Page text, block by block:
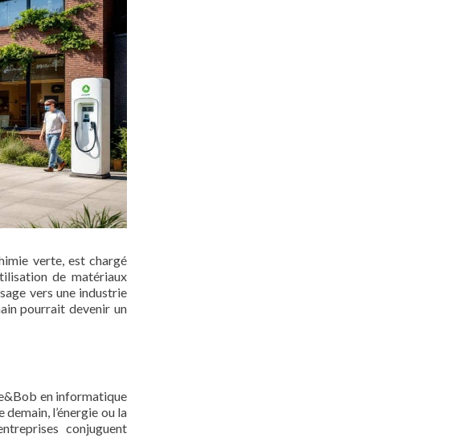
verte, est chargé
de matériaux
vers une industrie
pourrait devenir un
en informatique
l’énergie ou la
conjuguent